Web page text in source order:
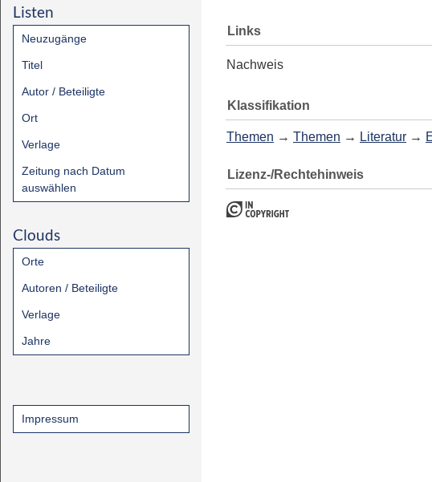
Listen
Neuzugänge
Titel
Autor / Beteiligte
Ort
Verlage
Zeitung nach Datum
auswählen
Clouds
Orte
Autoren / Beteiligte
Verlage
Jahre
Impressum
Links
Nachweis
Klassifikation
Themen → Themen → Literatur →
Lizenz-/Rechtehinweis